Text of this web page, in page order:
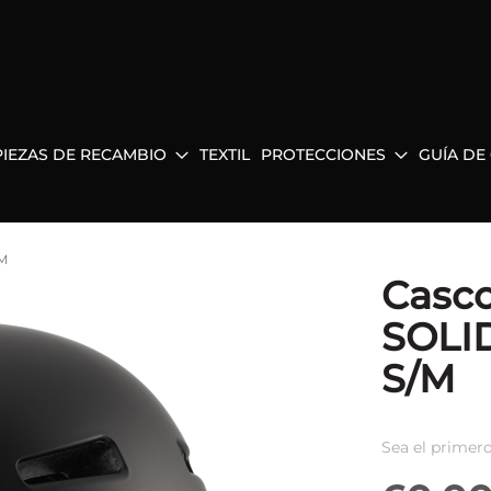
DE RECAMBIO TEXTIL PROTECCIONES GUÍA DE
S/M
Sea el